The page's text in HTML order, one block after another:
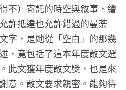
不）寄託的時空與敘事，繪
許抵達也允許錯過的曼荼
字，是她從「空白」的那幾
，竟包括了這本年度散文選
此文獲年度散文獎，也是來
意。散文要求親密。能夠待